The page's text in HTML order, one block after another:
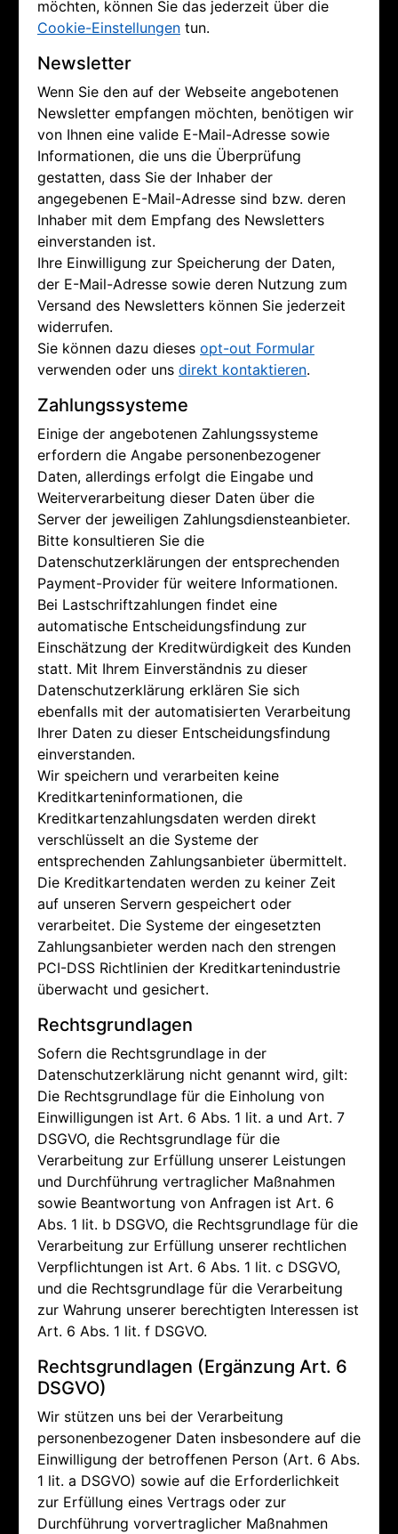
möchten, können Sie das jederzeit über die
Cookie-Einstellungen tun.
Newsletter
Wenn Sie den auf der Webseite angebotenen
Newsletter empfangen möchten, benötigen wir
von Ihnen eine valide E-Mail-Adresse sowie
Informationen, die uns die Überprüfung
gestatten, dass Sie der Inhaber der
angegebenen E-Mail-Adresse sind bzw. deren
Inhaber mit dem Empfang des Newsletters
einverstanden ist.
Ihre Einwilligung zur Speicherung der Daten,
der E-Mail-Adresse sowie deren Nutzung zum
Versand des Newsletters können Sie jederzeit
widerrufen.
Sie können dazu dieses opt-out Formular
verwenden oder uns direkt kontaktieren.
Zahlungssysteme
Einige der angebotenen Zahlungssysteme
erfordern die Angabe personenbezogener
Daten, allerdings erfolgt die Eingabe und
Weiterverarbeitung dieser Daten über die
Server der jeweiligen Zahlungsdiensteanbieter.
Bitte konsultieren Sie die
Datenschutzerklärungen der entsprechenden
Payment-Provider für weitere Informationen.
Bei Lastschriftzahlungen findet eine
automatische Entscheidungsfindung zur
Einschätzung der Kreditwürdigkeit des Kunden
statt. Mit Ihrem Einverständnis zu dieser
Datenschutzerklärung erklären Sie sich
ebenfalls mit der automatisierten Verarbeitung
Ihrer Daten zu dieser Entscheidungsfindung
einverstanden.
Wir speichern und verarbeiten keine
Kreditkarteninformationen, die
Kreditkartenzahlungsdaten werden direkt
verschlüsselt an die Systeme der
entsprechenden Zahlungsanbieter übermittelt.
Die Kreditkartendaten werden zu keiner Zeit
auf unseren Servern gespeichert oder
verarbeitet. Die Systeme der eingesetzten
Zahlungsanbieter werden nach den strengen
PCI-DSS Richtlinien der Kreditkartenindustrie
überwacht und gesichert.
Rechtsgrundlagen
Sofern die Rechtsgrundlage in der
Datenschutzerklärung nicht genannt wird, gilt:
Die Rechtsgrundlage für die Einholung von
Einwilligungen ist Art. 6 Abs. 1 lit. a und Art. 7
DSGVO, die Rechtsgrundlage für die
Verarbeitung zur Erfüllung unserer Leistungen
und Durchführung vertraglicher Maßnahmen
sowie Beantwortung von Anfragen ist Art. 6
Abs. 1 lit. b DSGVO, die Rechtsgrundlage für die
Verarbeitung zur Erfüllung unserer rechtlichen
Verpflichtungen ist Art. 6 Abs. 1 lit. c DSGVO,
und die Rechtsgrundlage für die Verarbeitung
zur Wahrung unserer berechtigten Interessen ist
Art. 6 Abs. 1 lit. f DSGVO.
Rechtsgrundlagen (Ergänzung Art. 6
DSGVO)
Wir stützen uns bei der Verarbeitung
personenbezogener Daten insbesondere auf die
Einwilligung der betroffenen Person (Art. 6 Abs.
1 lit. a DSGVO) sowie auf die Erforderlichkeit
zur Erfüllung eines Vertrags oder zur
Durchführung vorvertraglicher Maßnahmen